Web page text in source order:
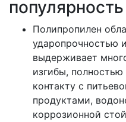
Полипропилен
ударопрочностью
выдерживает
изгибы, полностью
контакту с
продуктами,
коррозионной